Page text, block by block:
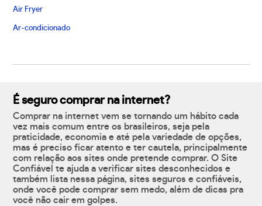
Air Fryer
Ar-condicionado
É seguro comprar na internet?
Comprar na internet vem se tornando um hábito cada
vez mais comum entre os brasileiros, seja pela
praticidade, economia e até pela variedade de opções,
mas é preciso ficar atento e ter cautela, principalmente
com relação aos sites onde pretende comprar. O Site
Confiável te ajuda a verificar sites desconhecidos e
também lista nessa página, sites seguros e confiáveis,
onde você pode comprar sem medo, além de dicas pra
você não cair em golpes.